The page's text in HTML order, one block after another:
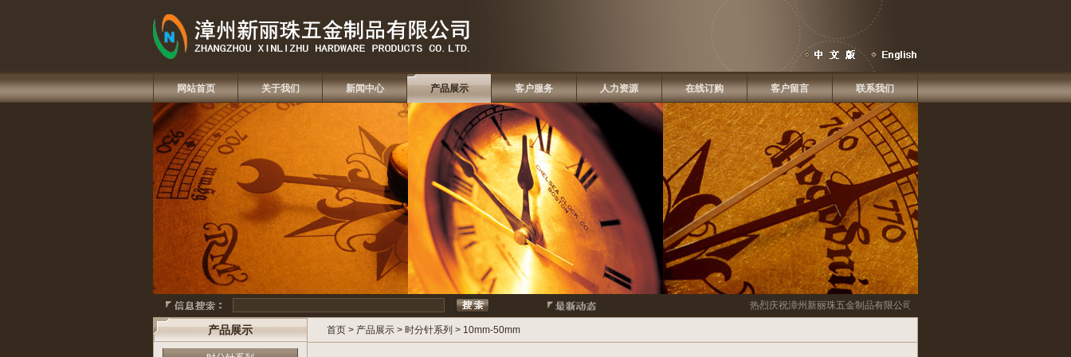
网站首页 关于我们 新闻中心 产品展示 客户服务 人力资源 在线订购 客户留言 联系我们
热烈庆祝漳州新丽珠五金制品有限公司网站改版啦！！
产品展示 首页 > 产品展示 > 时分针系列 > 10mm-50mm